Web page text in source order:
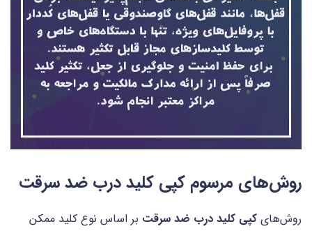
روش‌های مرسوم کپی کلید درب ضد سرقت
روش‌های کپی کلید درب ضد سرقت بر اساس نوع کلید ممکن